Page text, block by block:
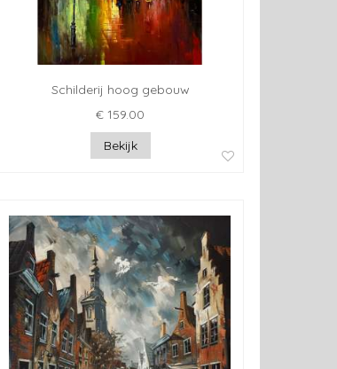
Schilderij hoog gebouw
€ 159.00
Bekijk